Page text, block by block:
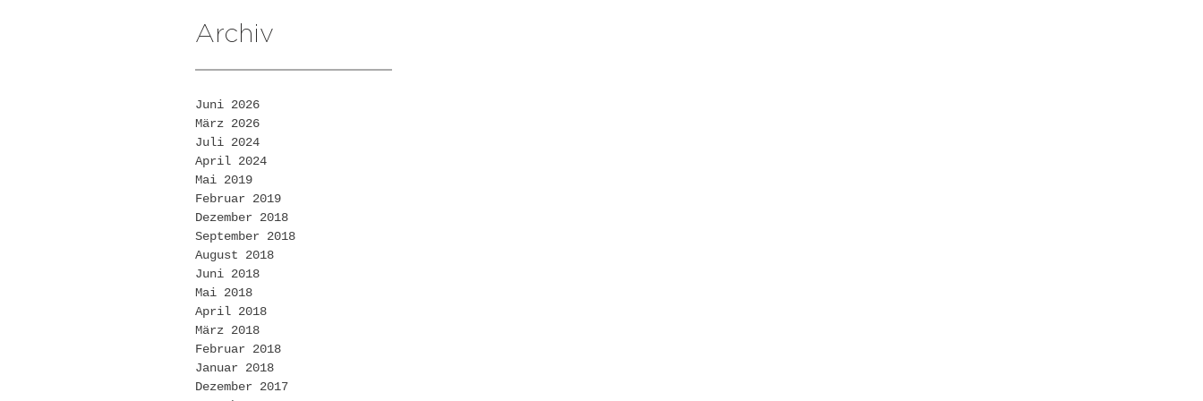
Archiv
Juni 2026
März 2026
Juli 2024
April 2024
Mai 2019
Februar 2019
Dezember 2018
September 2018
August 2018
Juni 2018
Mai 2018
April 2018
März 2018
Februar 2018
Januar 2018
Dezember 2017